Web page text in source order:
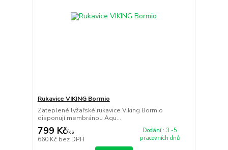
Rukavice VIKING Bormio
Zateplené lyžařské rukavice Viking Bormio
disponují membránou Aqu...
799 Kč/ks
660 Kč bez DPH
Dodání : 3 -5
pracovních dnů